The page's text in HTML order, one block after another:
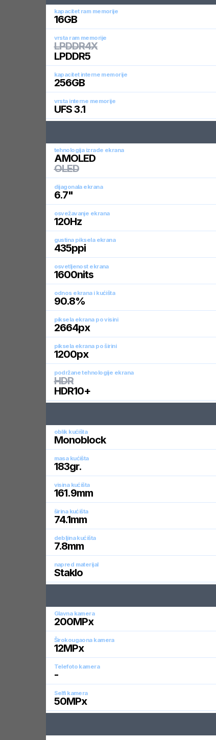
kapacitet ram memorije
16GB
vrsta ram memorije
LPDDR4X
LPDDR5
kapacitet interne memorije
256GB
vrsta interne memorije
UFS 3.1
tehnologija izrade ekrana
AMOLED
OLED
dijagonala ekrana
6.7"
osvežavanje ekrana
120Hz
gustina piksela ekrana
435ppi
osvetljenost ekrana
1600nits
odnos ekrana i kućišta
90.8%
piksela ekrana po visini
2664px
piksela ekrana po širini
1200px
podržane tehnologije ekrana
HDR
HDR10+
oblik kućišta
Monoblock
masa kućišta
183gr.
visina kućišta
161.9mm
širina kućišta
74.1mm
debljina kućišta
7.8mm
napred materijal
Staklo
Glavna kamera
200MPx
Širokougaona kamera
12MPx
Telefoto kamera
-
Selfi kamera
50MPx